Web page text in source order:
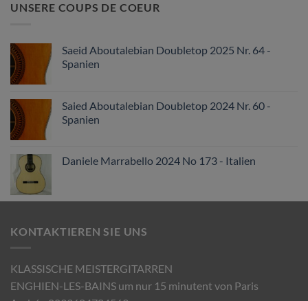
UNSERE COUPS DE COEUR
Saeid Aboutalebian Doubletop 2025 Nr. 64 -
Spanien
Saied Aboutalebian Doubletop 2024 Nr. 60 -
Spanien
Daniele Marrabello 2024 No 173 - Italien
KONTAKTIEREN SIE UNS
KLASSISCHE MEISTERGITARREN
ENGHIEN-LES-BAINS um nur 15 minutent von Paris